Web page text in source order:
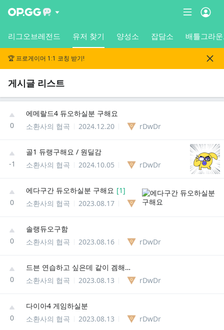
리그오브레전드 유저 찾기 양성소 잡담소 배틀그라
🏆 프로게이머 1:1 코칭 받기!
게시글 리스트
0
에메랄드4 듀오하실분 구해요
소환사의 협곡
2024.12.20 rDwDr
-1
골1 듀랭구해요 / 원딜감
소환사의 협곡
2024.10.05 rDwDr
0
에다구간 듀오하실분 구해요 [1]
소환사의 협곡
2023.08.17 rDwDr
0
솔랭듀오구함
소환사의 협곡
2023.08.16 rDwDr
0
드븐 연습하고 싶은데 같이 겜해주실분
소환사의 협곡
2023.08.13 rDwDr
0
다이아4 게임하실분
소환사의 협곡
2023.08.13 rDwDr